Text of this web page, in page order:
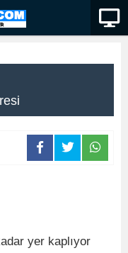
yer kaplıyor